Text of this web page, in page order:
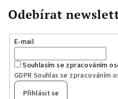
r
Odebírat
E-mail
Souhlasím se zpracováním
GDPR Souhlas se zpracováním
Přihlásit se